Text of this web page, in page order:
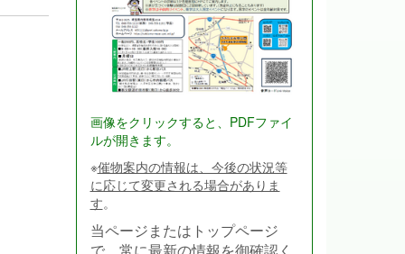
画像をクリックすると、PDFファイ
ルが開きます。
※催物案内の情報は、今後の状況等
に応じて変更される場合がありま
す。
当ページまたはトップページ
で、常に最新の情報を御確認く